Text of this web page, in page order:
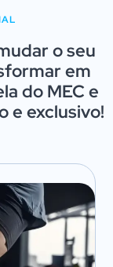
o seu
em
do MEC e
e exclusivo!